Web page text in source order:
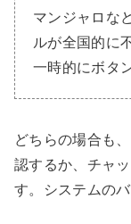
マンジャロな
ルが全国的に
一時的にボタ
どちらの場合も
認するか、チャ
す。システムの